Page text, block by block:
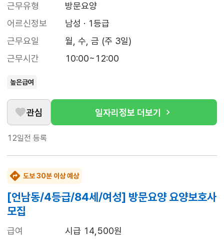
근무유형
방문요양
어르신정보
남성 · 1등급
근무요일
월, 수, 금 (주 3일)
근무시간
10:00~12:00
높은급여
관심 일자리정보 더보기
12일전 등록
도보 30분 이상 예상
[언남동/4등급/84세/여성] 방문요양 요양보호사
모집
급여
시급 14,500원